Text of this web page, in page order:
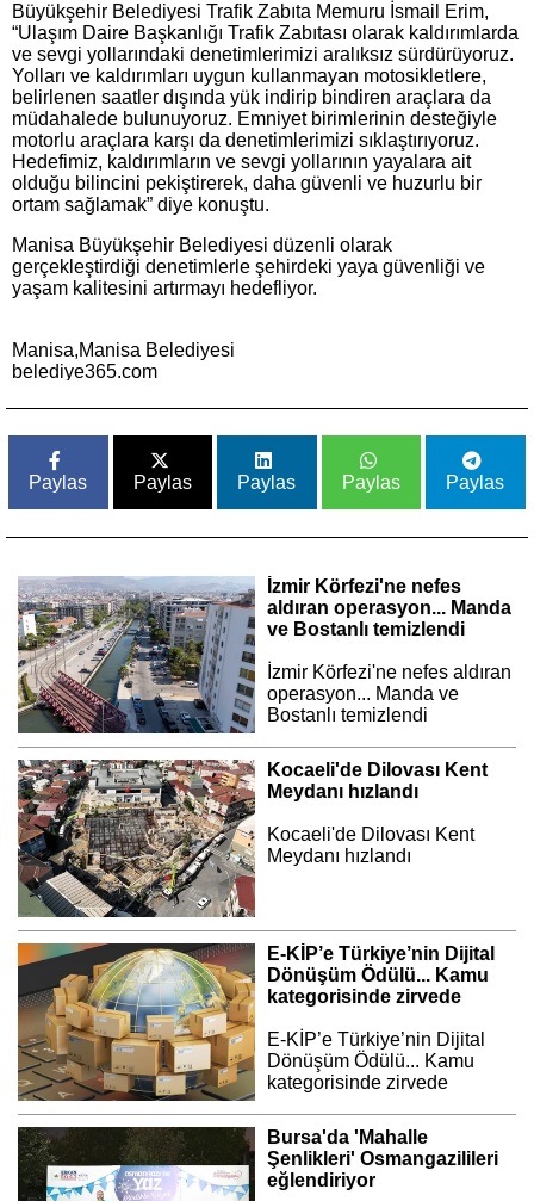
Büyükşehir Belediyesi Trafik Zabıta Memuru İsmail Erim,
“Ulaşım Daire Başkanlığı Trafik Zabıtası olarak kaldırımlarda
ve sevgi yollarındaki denetimlerimizi aralıksız sürdürüyoruz.
Yolları ve kaldırımları uygun kullanmayan motosikletlere,
belirlenen saatler dışında yük indirip bindiren araçlara da
müdahalede bulunuyoruz. Emniyet birimlerinin desteğiyle
motorlu araçlara karşı da denetimlerimizi sıklaştırıyoruz.
Hedefimiz, kaldırımların ve sevgi yollarının yayalara ait
olduğu bilincini pekiştirerek, daha güvenli ve huzurlu bir
ortam sağlamak” diye konuştu.
Manisa Büyükşehir Belediyesi düzenli olarak
gerçekleştirdiği denetimlerle şehirdeki yaya güvenliği ve
yaşam kalitesini artırmayı hedefliyor.
Manisa,Manisa Belediyesi
belediye365.com
Paylas Paylas Paylas Paylas Paylas
İzmir Körfezi'ne nefes
aldıran operasyon... Manda
ve Bostanlı temizlendi
İzmir Körfezi'ne nefes aldıran
operasyon... Manda ve
Bostanlı temizlendi
Kocaeli'de Dilovası Kent
Meydanı hızlandı
Kocaeli'de Dilovası Kent
Meydanı hızlandı
E-KİP’e Türkiye’nin Dijital
Dönüşüm Ödülü... Kamu
kategorisinde zirvede
E-KİP’e Türkiye’nin Dijital
Dönüşüm Ödülü... Kamu
kategorisinde zirvede
Bursa'da 'Mahalle
Şenlikleri' Osmangazilileri
eğlendiriyor